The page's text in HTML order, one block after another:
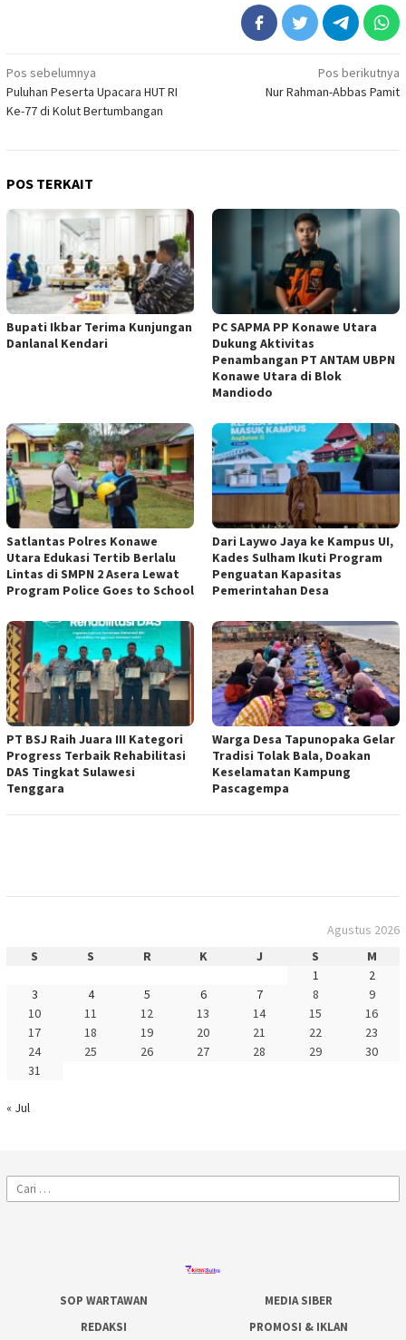
Navigasi
pos
Pos sebelumnya
Puluhan Peserta Upacara HUT RI
Ke-77 di Kolut Bertumbangan
Pos berikutnya
Nur Rahman-Abbas Pamit
POS TERKAIT
Bupati Ikbar Terima Kunjungan
Danlanal Kendari
PC SAPMA PP Konawe Utara
Dukung Aktivitas
Penambangan PT ANTAM UBPN
Konawe Utara di Blok
Mandiodo
Satlantas Polres Konawe
Utara Edukasi Tertib Berlalu
Lintas di SMPN 2 Asera Lewat
Program Police Goes to School
Dari Laywo Jaya ke Kampus UI,
Kades Sulham Ikuti Program
Penguatan Kapasitas
Pemerintahan Desa
PT BSJ Raih Juara III Kategori
Progress Terbaik Rehabilitasi
DAS Tingkat Sulawesi
Tenggara
Warga Desa Tapunopaka Gelar
Tradisi Tolak Bala, Doakan
Keselamatan Kampung
Pascagempa
Agustus 2026
S
S R K J S
M
1
2
3
4 5 6 7 8
9
10
11 12 13 14 15
16
17
18 19 20 21 22
23
24
25 26 27 28 29
30
31
« Jul
Cari
untuk:
SOP WARTAWAN
MEDIA SIBER
REDAKSI
PROMOSI & IKLAN